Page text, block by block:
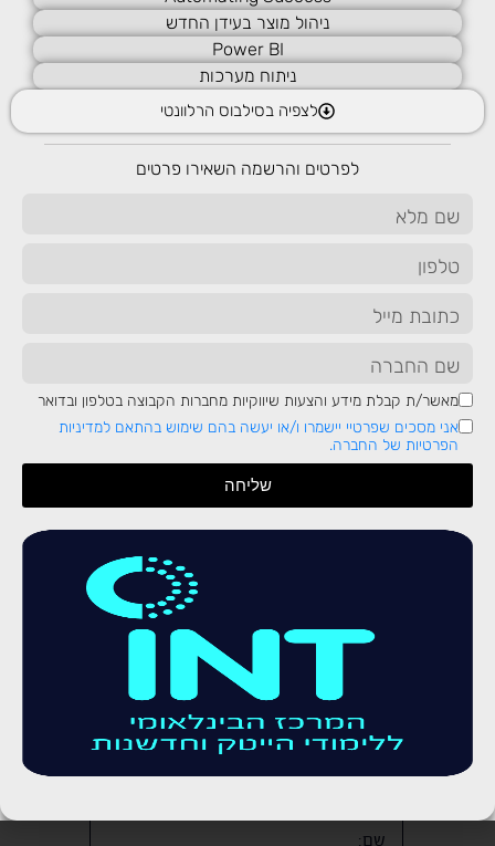
נתונים, הוא איש מפתח הכרחי בכל ארגון המכבד את עצמו,
וביי...
למרות עידן הטכנולוגיה המתקדם ואיתו רבבות התוכנות
שמציעות לנו חיי משרד נוחים ונגישים, פאוור פוינט עדיין
נותרה תוכנת המצגות הנפוצה והשימושית ביותר. כתוכנה,
לכתבה המלאה
43
44
45
46
47
…
לקביעת שיחת ייעוץ חינם
ניהול מוצר בעידן החדש
Power BI
ניתוח מערכות
לצפיה בסילבוס הרלוונטי
לפרטים והרשמה השאירו פרטים
מאשר/ת קבלת מידע והצעות שיווקיות מחברות הקבוצה בטלפון ובדואר
אני מסכים שפרטיי יישמרו ו/או יעשה בהם שימוש בהתאם למדיניות
הפרטיות של החברה.
שליחה